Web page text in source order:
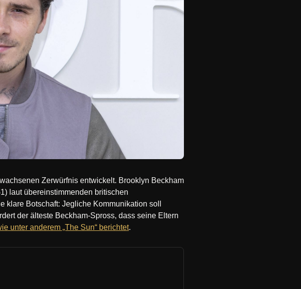
Zerwürfnis entwickelt. Brooklyn Beckham
laut übereinstimmenden britischen
Botschaft: Jegliche Kommunikation soll
der älteste Beckham-Spross, dass seine Eltern
unter anderem „The Sun“ berichtet.